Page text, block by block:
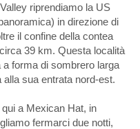
riprendiamo la US
in direzione di
il confine della contea
39 km. Questa località
forma di sombrero larga
sua entrata nord-est.
a Mexican Hat, in
fermarci due notti,